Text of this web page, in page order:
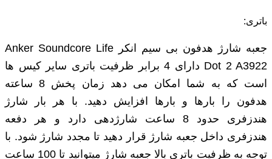
باتری:
جعبه شارژ هدفون بی سیم انکر Anker Soundcore Life
Dot 2 A3922 دارای 4 برابر ظرفیت باتری سایر کیس ها
است که به شما امکان می دهد زمان پخش 8 ساعته
هدفون را بارها و بارها افزایش دهید. با هر بار شارژ
هندزفری حدود 8 ساعت شارژدهی دارد و هر دفعه
هندزفری داخل جعبه شارژ قرار دهید تا مجدد شارژ شود. با
توجه به ظرفیت باتری بالا جعبه شارژ میتوانید تا 100 ساعت